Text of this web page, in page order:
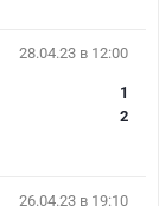
28.04.23 в 12:00
1
2
26.04.23 в 19:10